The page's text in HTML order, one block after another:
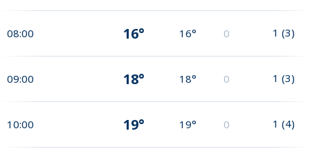
08:00 16° 16° 0 1 (3)
09:00 18° 18° 0 1 (3)
10:00 19° 19° 0 1 (4)